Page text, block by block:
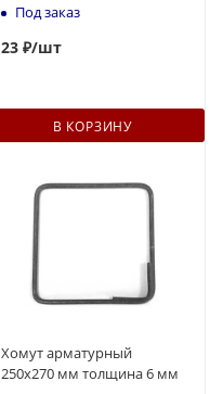
Под заказ
23 ₽/шт
В КОРЗИНУ
Хомут арматурный
250х270 мм толщина 6 мм